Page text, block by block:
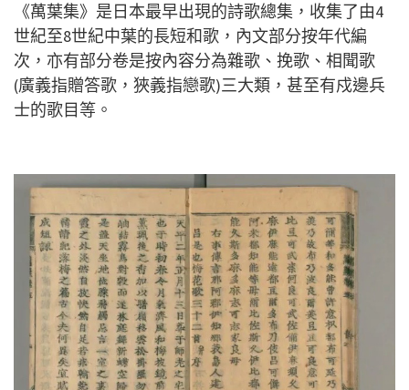
《萬葉集》是日本最早出現的詩歌總集，收集了由4
世紀至8世紀中葉的長短和歌，內文部分按年代編
次，亦有部分卷是按內容分為雜歌、挽歌、相聞歌
(廣義指贈答歌，狹義指戀歌)三大類，甚至有戍邊兵
士的歌目等。